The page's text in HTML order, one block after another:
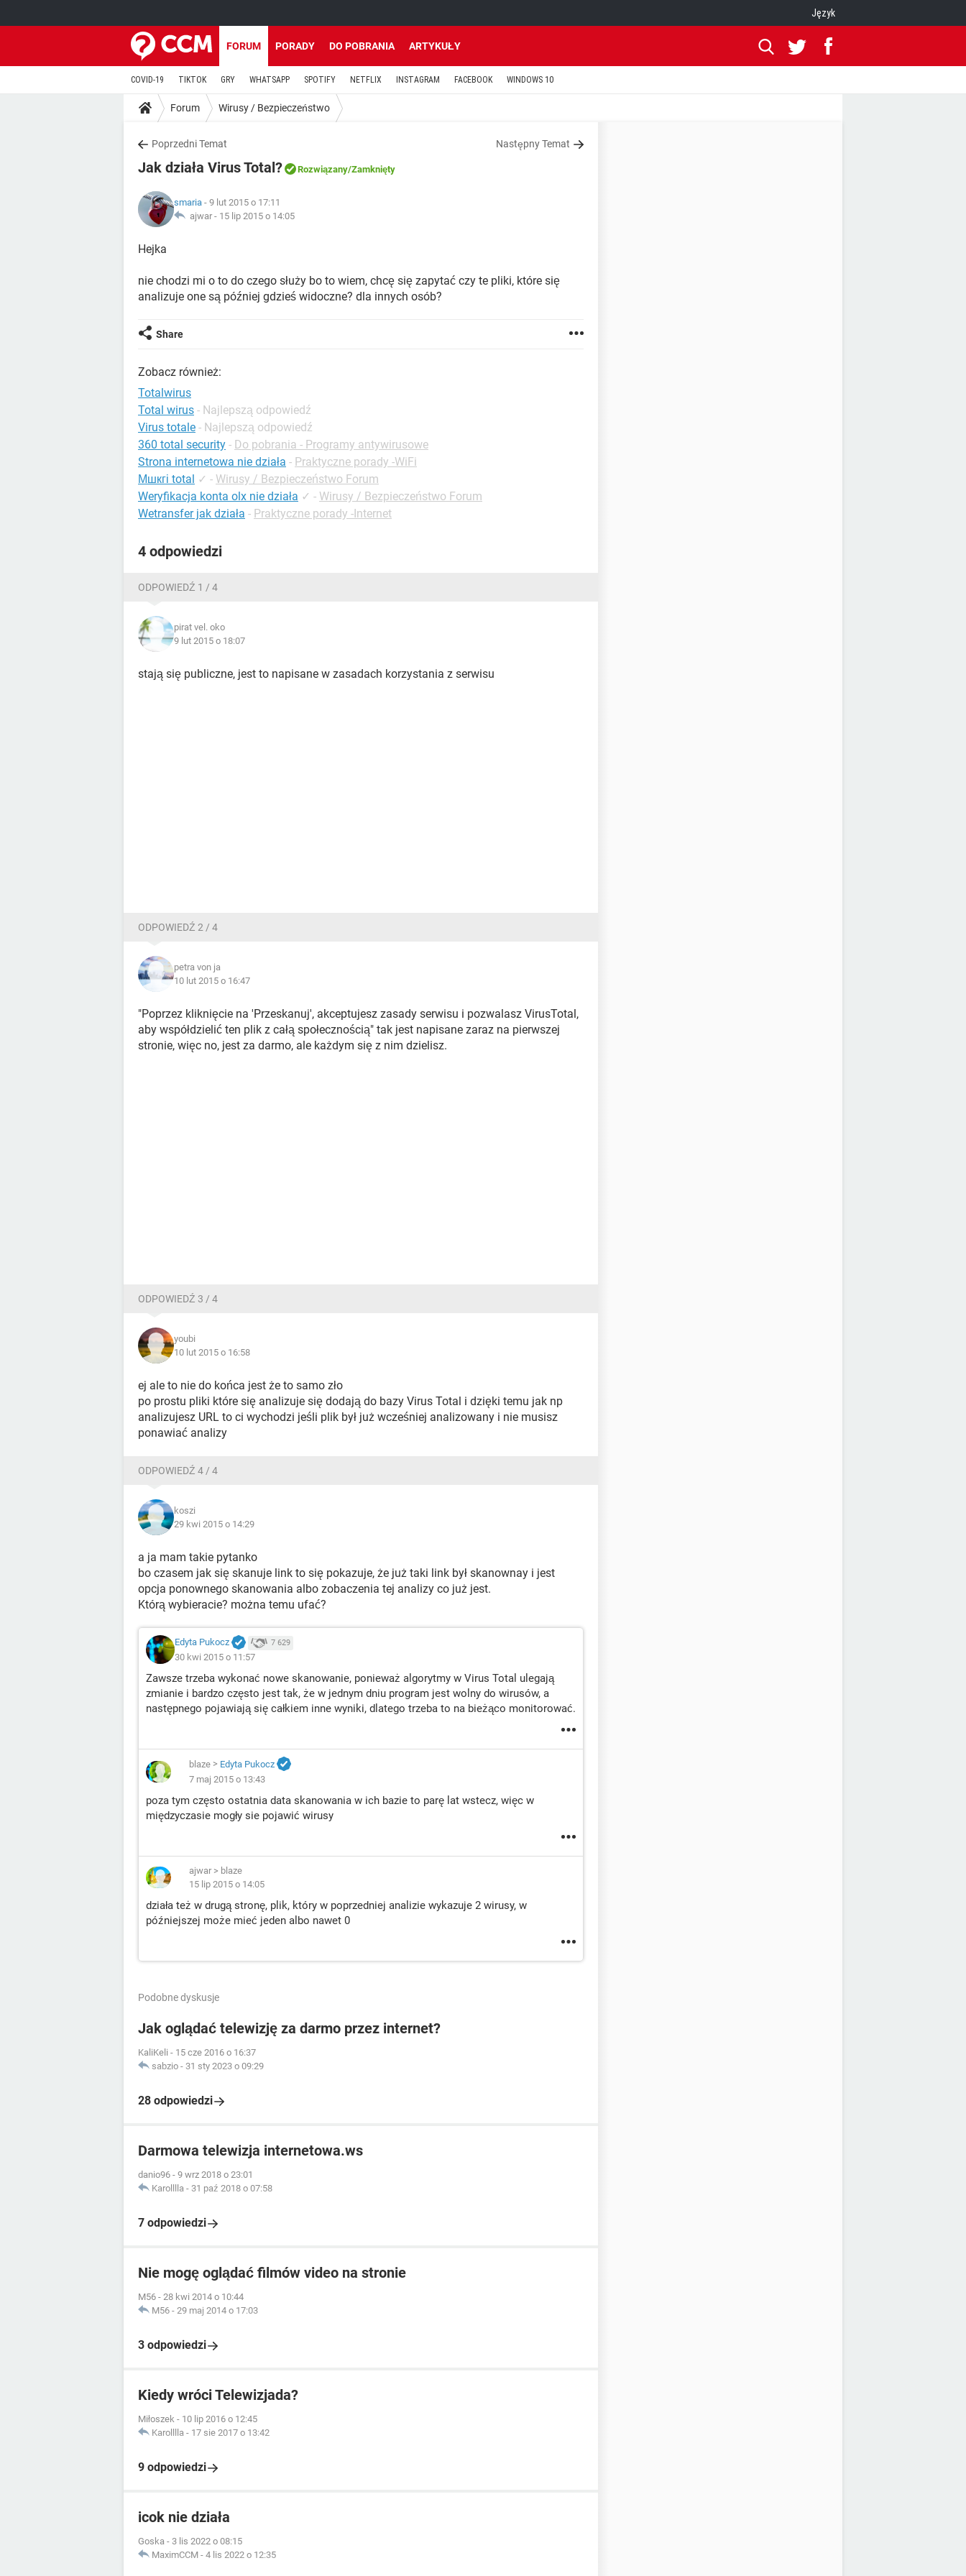
Język
FORUM PORADY DO POBRANIA ARTYKUŁY
COVID-19 TIKTOK GRY WHATSAPP SPOTIFY NETFLIX INSTAGRAM FACEBOOK WINDOWS 10
Forum Wirusy / Bezpieczeństwo
Poprzedni Temat Następny Temat
Jak działa Virus Total? Rozwiązany/Zamknięty
smaria - 9 lut 2015 o 17:11
ajwar - 15 lip 2015 o 14:05
Hejka
nie chodzi mi o to do czego służy bo to wiem, chcę się zapytać czy te pliki, które się
analizuje one są później gdzieś widoczne? dla innych osób?
Share
Zobacz również:
Totalwirus
Total wirus - Najlepszą odpowiedź
Virus totale - Najlepszą odpowiedź
360 total security - Do pobrania - Programy antywirusowe
Strona internetowa nie działa - Praktyczne porady -WiFi
Мшкгі total ✓ - Wirusy / Bezpieczeństwo Forum
Weryfikacja konta olx nie działa ✓ - Wirusy / Bezpieczeństwo Forum
Wetransfer jak działa - Praktyczne porady -Internet
4 odpowiedzi
ODPOWIEDŹ 1 / 4
pirat vel. oko
9 lut 2015 o 18:07
stają się publiczne, jest to napisane w zasadach korzystania z serwisu
ODPOWIEDŹ 2 / 4
petra von ja
10 lut 2015 o 16:47
"Poprzez kliknięcie na 'Przeskanuj', akceptujesz zasady serwisu i pozwalasz VirusTotal,
aby współdzielić ten plik z całą społecznością" tak jest napisane zaraz na pierwszej
stronie, więc no, jest za darmo, ale każdym się z nim dzielisz.
ODPOWIEDŹ 3 / 4
youbi
10 lut 2015 o 16:58
ej ale to nie do końca jest że to samo zło
po prostu pliki które się analizuje się dodają do bazy Virus Total i dzięki temu jak np
analizujesz URL to ci wychodzi jeśli plik był już wcześniej analizowany i nie musisz
ponawiać analizy
ODPOWIEDŹ 4 / 4
koszi
29 kwi 2015 o 14:29
a ja mam takie pytanko
bo czasem jak się skanuje link to się pokazuje, że już taki link był skanownay i jest
opcja ponownego skanowania albo zobaczenia tej analizy co już jest.
Którą wybieracie? można temu ufać?
Edyta Pukocz 7 629
30 kwi 2015 o 11:57
Zawsze trzeba wykonać nowe skanowanie, ponieważ algorytmy w Virus Total ulegają
zmianie i bardzo często jest tak, że w jednym dniu program jest wolny do wirusów, a
następnego pojawiają się całkiem inne wyniki, dlatego trzeba to na bieżąco monitorować.
blaze > Edyta Pukocz
7 maj 2015 o 13:43
poza tym często ostatnia data skanowania w ich bazie to parę lat wstecz, więc w
międzyczasie mogły sie pojawić wirusy
ajwar > blaze
15 lip 2015 o 14:05
działa też w drugą stronę, plik, który w poprzedniej analizie wykazuje 2 wirusy, w
późniejszej może mieć jeden albo nawet 0
Podobne dyskusje
Jak oglądać telewizję za darmo przez internet?
KaliKeli - 15 cze 2016 o 16:37
sabzio - 31 sty 2023 o 09:29
28 odpowiedzi
Darmowa telewizja internetowa.ws
danio96 - 9 wrz 2018 o 23:01
Karolllla - 31 paź 2018 o 07:58
7 odpowiedzi
Nie mogę oglądać filmów video na stronie
M56 - 28 kwi 2014 o 10:44
M56 - 29 maj 2014 o 17:03
3 odpowiedzi
Kiedy wróci Telewizjada?
Miłoszek - 10 lip 2016 o 12:45
Karolllla - 17 sie 2017 o 13:42
9 odpowiedzi
icok nie działa
Goska - 3 lis 2022 o 08:15
MaximCCM - 4 lis 2022 o 12:35